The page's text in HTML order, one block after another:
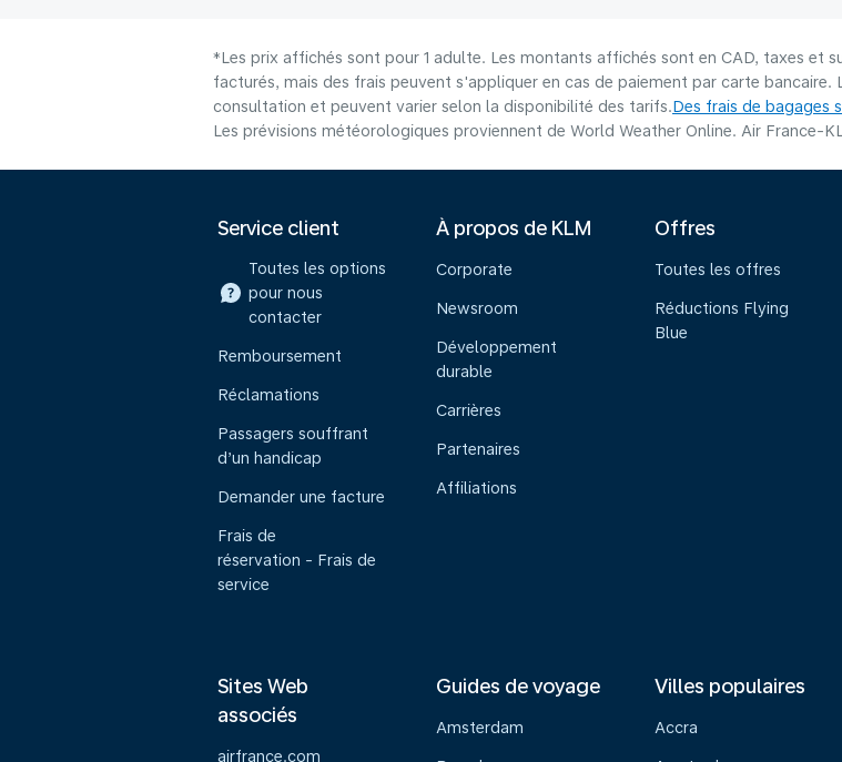
*Les prix affichés sont pour 1 adulte. Les montants affichés sont en CAD, taxes et
facturés, mais des frais peuvent s'appliquer en cas de paiement par carte
consultation et peuvent varier selon la disponibilité des tarifs.Des frais de bagages
Les prévisions météorologiques proviennent de World Weather Online. Air France-
Service client
Toutes les options
pour nous
contacter
Remboursement
Réclamations
Passagers souffrant
d’un handicap
Demander une facture
Frais de
réservation - Frais de
service
À propos de KLM
Corporate
Newsroom
Développement
durable
Carrières
Partenaires
Affiliations
Offres
Toutes les offres
Réductions Flying
Blue
Sites Web
associés
airfrance.com
Guides de voyage
Amsterdam
Villes populaires
Accra